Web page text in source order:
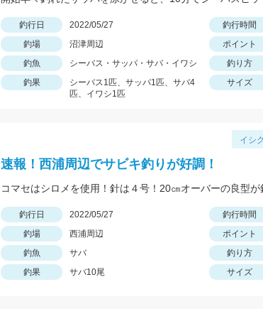
釣行日 2022/05/27 釣行時間
釣場
沼津周辺
ポイント
釣魚
シーバス・サッパ・サバ・イワシ 釣り方
釣果
シーバス1匹、サッパ1匹、サバ4
匹、イワシ1匹
サイズ
イシ
速報！西浦周辺でサビキ釣りが好調！
コマセはシロメを使用！針は４号！20㎝オーバーの良型が
釣行日 2022/05/27 釣行時間
釣場
西浦周辺
ポイント
釣魚
サバ 釣り方
釣果
サバ10尾 サイズ